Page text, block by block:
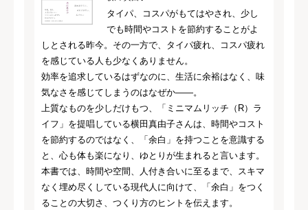
タイパ、コスパがもてはやされ、少し
でも時間やコストを節約することがよ
しとされる昨今。その一方で、タイパ疲れ、コスパ疲れ
を感じている人も少なくありません。
効率を追求しているはずなのに、生活に余裕はなく、味
気なさを感じてしまうのはなぜか――。
上質なものを少しだけもつ、「ミニマムリッチ（R）ラ
イフ」を提唱している横田真由子さんは、時間やコスト
を節約するのではなく、「余白」を持つことを意識する
と、心も体も楽になり、ゆとりが生まれると言います。
本書では、時間や空間、人付き合いに至るまで、スキマ
なく埋め尽くしている現代人に向けて、「余白」をつく
ることの大切さ、つくり方のヒントを伝えます。